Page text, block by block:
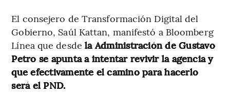
El consejero de Transformación Digital del
Gobierno, Saúl Kattan, manifestó a Bloomberg
Línea que desde la Administración de Gustavo
Petro se apunta a intentar revivir la agencia y
que efectivamente el camino para hacerlo
será el PND.